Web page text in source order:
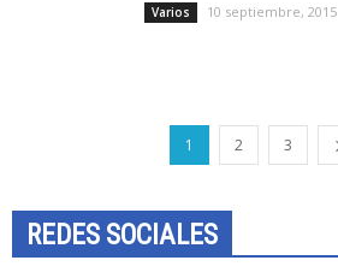
Varios 10 septiembre, 2015
1 2 3
REDES SOCIALES